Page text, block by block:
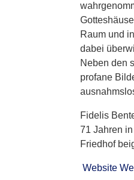
Raum und
dabei
Neben den
profane
Fidelis
71 Jahren
Friedhof
Website